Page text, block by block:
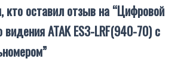
кто оставил отзыв на “Цифровой
видения ATAK ES3-LRF(940-70) c